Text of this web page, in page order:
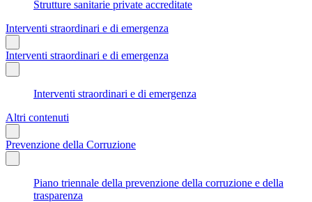
Strutture sanitarie private accreditate
Interventi straordinari e di emergenza
Interventi straordinari e di emergenza
Interventi straordinari e di emergenza
Altri contenuti
Prevenzione della Corruzione
Piano triennale della prevenzione della corruzione e della
trasparenza